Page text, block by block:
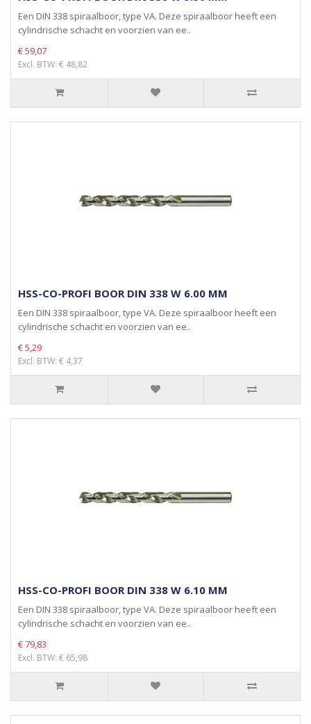
Een DIN 338 spiraalboor, type VA. Deze spiraalboor heeft een
cylindrische schacht en voorzien van ee..
€ 59,07
Excl. BTW: € 48,82
HSS-CO-PROFI BOOR DIN 338 W 6.00 MM
Een DIN 338 spiraalboor, type VA. Deze spiraalboor heeft een
cylindrische schacht en voorzien van ee..
€ 5,29
Excl. BTW: € 4,37
HSS-CO-PROFI BOOR DIN 338 W 6.10 MM
Een DIN 338 spiraalboor, type VA. Deze spiraalboor heeft een
cylindrische schacht en voorzien van ee..
€ 79,83
Excl. BTW: € 65,98